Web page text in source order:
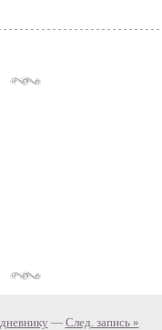
— След. запись »